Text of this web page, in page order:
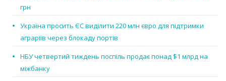
грн
Україна просить ЄС виділити 220 млн євро для підтримки
аграріїв через блокаду портів
НБУ четвертий тиждень поспіль продає понад $1 млрд на
міжбанку